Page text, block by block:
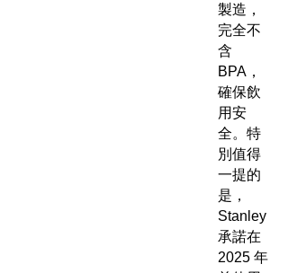
製造，
完全不
含
BPA，
確保飲
用安
全。特
別值得
一提的
是，
Stanley
承諾在
2025 年